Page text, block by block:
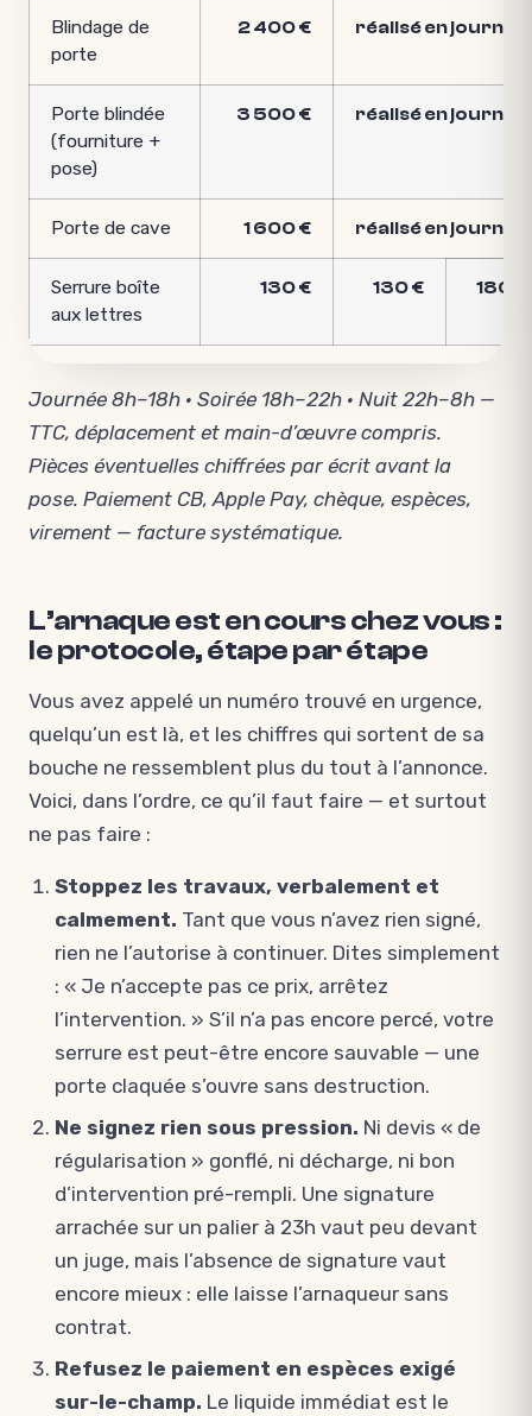
Blindage de
porte
2 400 € réalisé en journée
Porte blindée
(fourniture +
pose)
3 500 € réalisé en journée
Porte de cave 1 600 € réalisé en journée
Serrure boîte
aux lettres
130 € 130 € 180 €
Journée 8h–18h · Soirée 18h–22h · Nuit 22h–8h —
TTC, déplacement et main-d’œuvre compris.
Pièces éventuelles chiffrées par écrit avant la
pose. Paiement CB, Apple Pay, chèque, espèces,
virement — facture systématique.
L’arnaque est en cours chez vous :
le protocole, étape par étape
Vous avez appelé un numéro trouvé en urgence,
quelqu’un est là, et les chiffres qui sortent de sa
bouche ne ressemblent plus du tout à l’annonce.
Voici, dans l’ordre, ce qu’il faut faire — et surtout
ne pas faire :
Stoppez les travaux, verbalement et
calmement. Tant que vous n’avez rien signé,
rien ne l’autorise à continuer. Dites simplement
: « Je n’accepte pas ce prix, arrêtez
l’intervention. » S’il n’a pas encore percé, votre
serrure est peut-être encore sauvable — une
porte claquée s’ouvre sans destruction.
Ne signez rien sous pression. Ni devis « de
régularisation » gonflé, ni décharge, ni bon
d’intervention pré-rempli. Une signature
arrachée sur un palier à 23h vaut peu devant
un juge, mais l’absence de signature vaut
encore mieux : elle laisse l’arnaqueur sans
contrat.
Refusez le paiement en espèces exigé
sur-le-champ. Le liquide immédiat est le